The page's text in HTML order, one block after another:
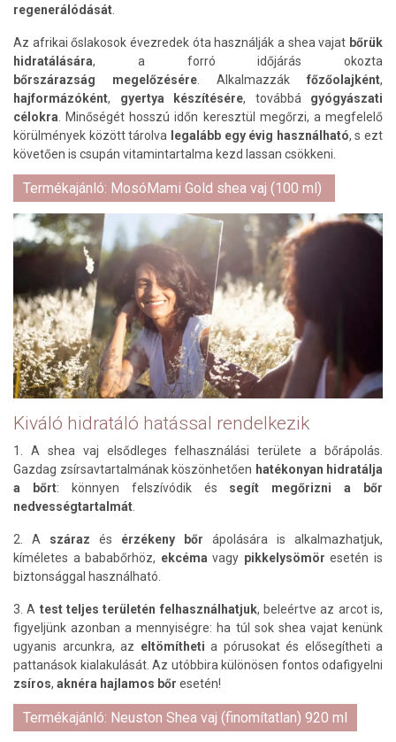
regenerálódását
Az afrikai őslakosok évezredek óta használják a shea vajat bőrük
hidratálására, a forró időjárás okozta
bőrszárazság megelőzésére . Alkalmazzák főzőolajként,
hajformázóként, gyertya készítésére, továbbá gyógyászati
célokra . Minőségét hosszú időn keresztül megőrzi, a megfelelő
körülmények között tárolva
legalább egy évig használható, s ezt
követően is csupán vitamintartalma kezd lassan csökkeni.
Termékajánló: MosóMami Gold shea vaj (100 ml)
Kiváló hidratáló hatással rendelkezik
1. A shea vaj elsődleges felhasználási területe a bőrápolás.
Gazdag zsírsavtartalmának köszönhetően hatékonyan hidratálja
a bőrt: könnyen felszívódik és segít megőrizni a bőr
nedvességtartalmát
2. A száraz és érzékeny bőr ápolására is alkalmazhatjuk,
kíméletes a bababőrhöz, ekcémavagy pikkelysömör esetén is
biztonsággal használható.
3. A test teljes területén felhasználhatjuk, beleértve az arcot is,
figyeljünk azonban a mennyiségre: ha túl sok shea vajat kenünk
ugyanis arcunkra, az eltömítheti a pórusokat és elősegítheti a
pattanások kialakulását. Az utóbbira különösen fontos odafigyelni
zsíros, aknéra hajlamos bőr esetén!
Termékajánló: Neuston Shea vaj (finomítatlan) 920 ml